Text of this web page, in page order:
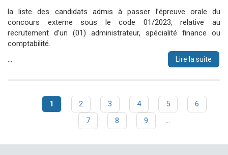
la liste des candidats admis à passer l’épreuve orale du
concours externe sous le code 01/2023, relative au
recrutement d’un (01) administrateur, spécialité finance ou
comptabilité.
Lire la suite
PaginationPage
courante
1 Page
2 Page
3 Page
4 Page
5 Page
6
Page
7 Page
8 Page
9